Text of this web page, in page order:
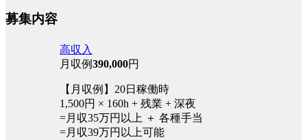
募集内容
高収入
月収例390,000円
【月収例】20日稼働時
1,500円 × 160h + 残業 + 深夜
=月収35万円以上 ＋ 各種手当
=月収39万円以上可能